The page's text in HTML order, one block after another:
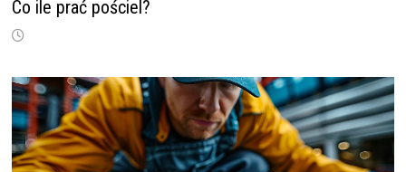
Co ile prać pościel?